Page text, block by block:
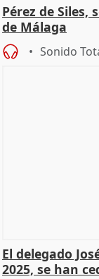
Pérez de
de Málaga
Sonido
El delegado
2025, se han